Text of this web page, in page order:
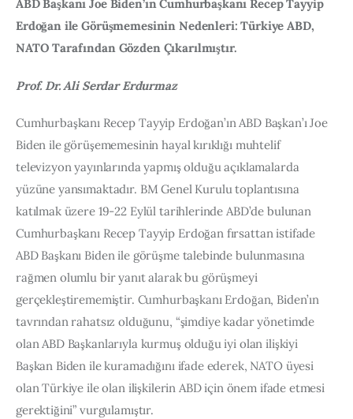
ABD Başkanı Joe Biden’ın Cumhurbaşkanı Recep Tayyip
Erdoğan ile Görüşmemesinin Nedenleri: Türkiye ABD,
NATO Tarafından Gözden Çıkarılmıştır.
Prof. Dr. Ali Serdar Erdurmaz
Cumhurbaşkanı Recep Tayyip Erdoğan’ın ABD Başkan’ı Joe
Biden ile görüşememesinin hayal kırıklığı muhtelif
televizyon yayınlarında yapmış olduğu açıklamalarda
yüzüne yansımaktadır. BM Genel Kurulu toplantısına
katılmak üzere 19-22 Eylül tarihlerinde ABD’de bulunan
Cumhurbaşkanı Recep Tayyip Erdoğan fırsattan istifade
ABD Başkanı Biden ile görüşme talebinde bulunmasına
rağmen olumlu bir yanıt alarak bu görüşmeyi
gerçekleştirememiştir. Cumhurbaşkanı Erdoğan, Biden’ın
tavrından rahatsız olduğunu, “şimdiye kadar yönetimde
olan ABD Başkanlarıyla kurmuş olduğu iyi olan ilişkiyi
Başkan Biden ile kuramadığını ifade ederek, NATO üyesi
olan Türkiye ile olan ilişkilerin ABD için önem ifade etmesi
gerektiğini” vurgulamıştır.